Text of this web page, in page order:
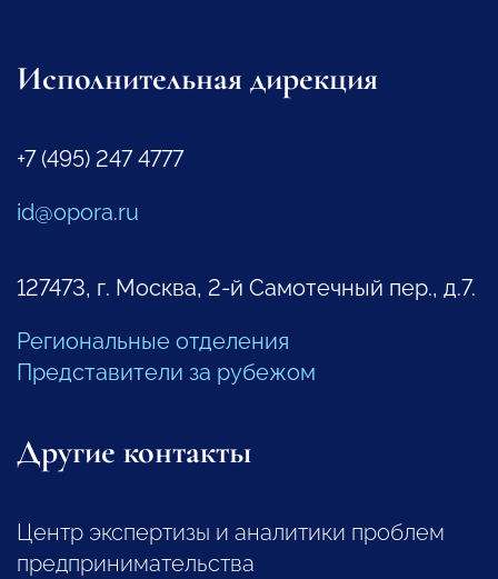
Исполнительная дирекция
+7 (495) 247 4777
id@opora.ru
127473, г. Москва, 2-й Самотечный пер., д.7.
Региональные отделения
Представители за рубежом
Другие контакты
Центр экспертизы и аналитики проблем
предпринимательства